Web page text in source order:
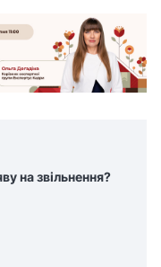
на звільнення?